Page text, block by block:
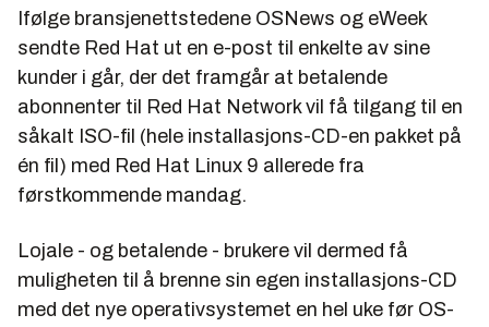
Ifølge bransjenettstedene OSNews og eWeek
sendte Red Hat ut en e-post til enkelte av sine
kunder i går, der det framgår at betalende
abonnenter til Red Hat Network vil få tilgang til en
såkalt ISO-fil (hele installasjons-CD-en pakket på
én fil) med Red Hat Linux 9 allerede fra
førstkommende mandag.
Lojale - og betalende - brukere vil dermed få
muligheten til å brenne sin egen installasjons-CD
med det nye operativsystemet en hel uke før OS-